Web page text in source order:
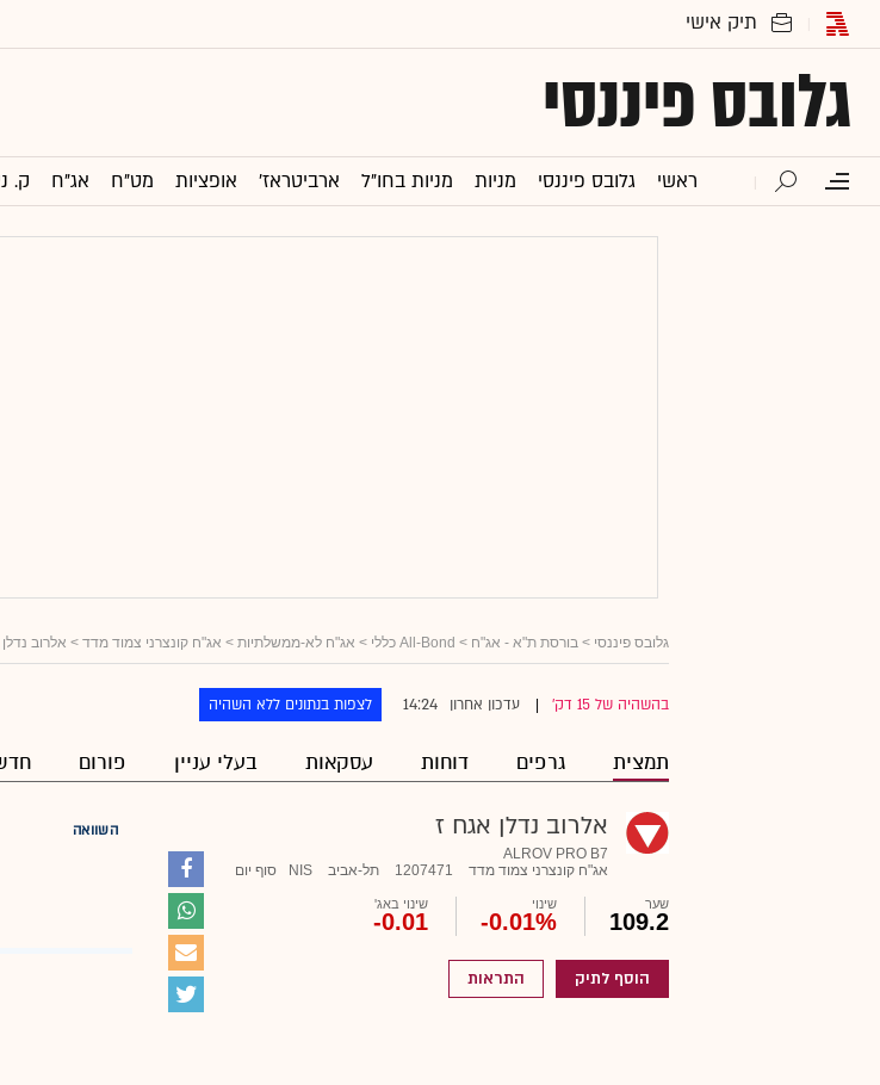
גלובס פיננסי
ראשי גלובס פיננסי מניות מניות בחו"ל ארביטראז' אופציות מט"ח אג"ח ק.
גלובס פיננסי > בורסת ת"א - אג"ח > All-Bond כללי > אג"ח לא-ממשלתיות > אג"ח קונצרני צמוד מדד > אלרוב
בהשהיה של 15 דק' עדכון אחרון 14:24 לצפות בנתונים ללא השהיה
תמצית גרפים דוחות עסקאות בעלי עניין פורום
אלרוב נדלן אגח ז
ALROV PRO B7
אג"ח קונצרני צמוד מדד
1207471 תל-אביב NIS סוף יום
שער
109.2
שינוי
-0.01%
שינוי באג'
-0.01
הוסף לתיק התראות
השוואה